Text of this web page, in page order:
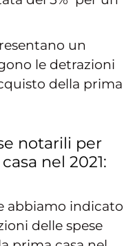
un
le detrazioni
della prima
notarili per
nel 2021:
abbiamo indicato
delle spese